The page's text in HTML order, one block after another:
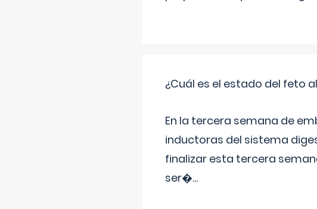
¿Cuál es el estado del feto
En la tercera semana de
inductoras del sistema
finalizar esta tercera
ser�...